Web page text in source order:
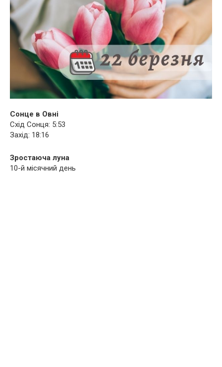
Сонце в Овні
Схід Сонця: 5:53
Захід: 18:16
Зростаюча луна
10-й місячний день